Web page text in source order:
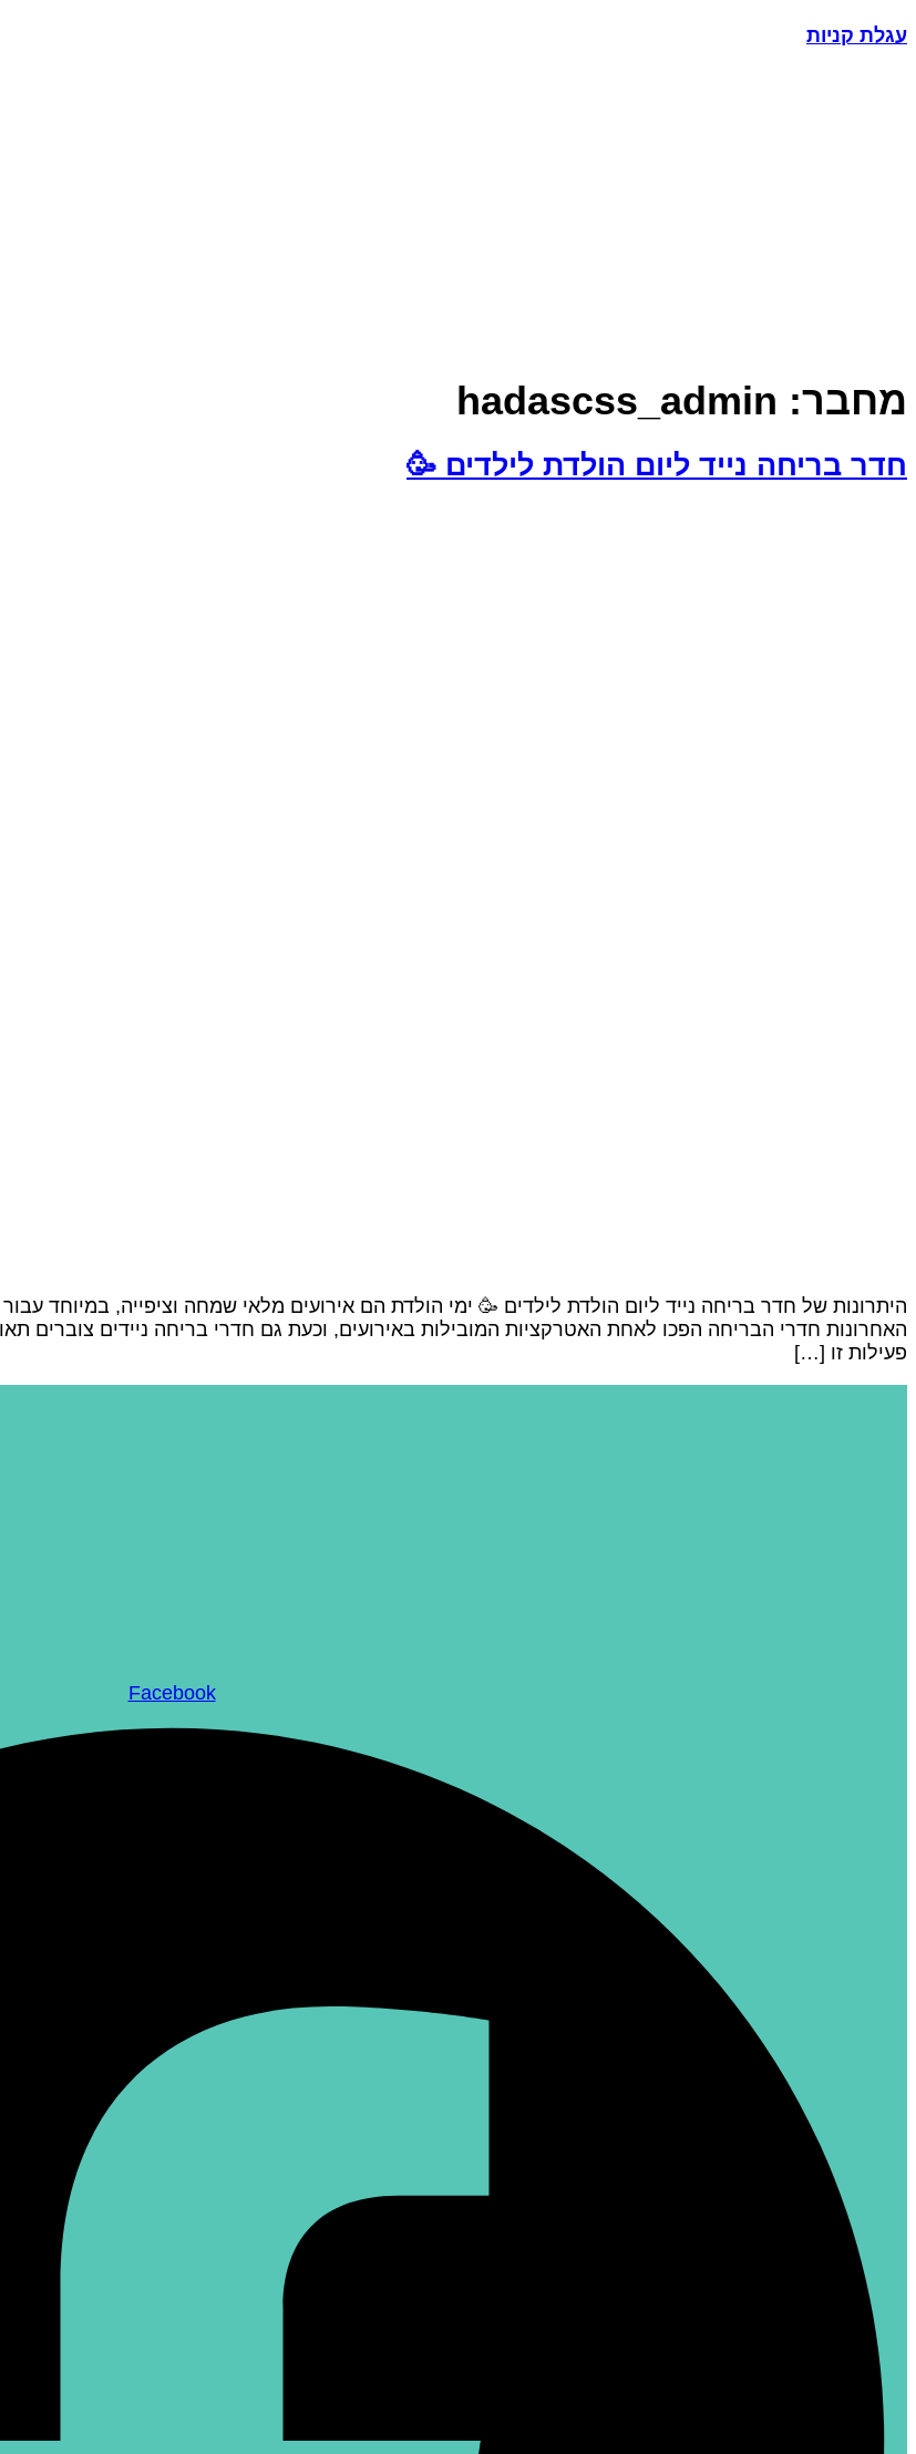
עגלת קניות
מחבר: hadascss_admin
חדר בריחה נייד ליום הולדת לילדים 🥳
היתרונות של חדר בריחה נייד ליום הולדת לילדים 🥳 ימי הולדת הם אירועים מלאי שמחה וציפייה, במיוחד
האחרונות חדרי הבריחה הפכו לאחת האטרקציות המובילות באירועים, וכעת גם חדרי בריחה ניידים צוברים
פעילות זו […]
Facebook